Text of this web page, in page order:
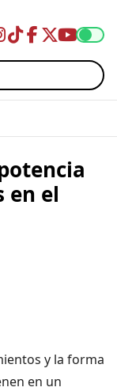
en el
y la forma
en un